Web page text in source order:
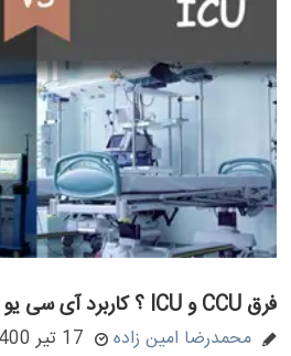
فرق CCU و ICU ؟ کاربرد آی سی یو و سی سی یو
محمدرضا امین زاده 17 تیر 1400